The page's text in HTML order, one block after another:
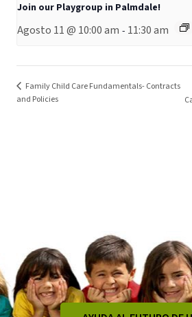
Join our Playgroup in Palmdale!
Agosto 11 @ 10:00 am - 11:30 am
Family Child Care Fundamentals- Contracts
and Policies